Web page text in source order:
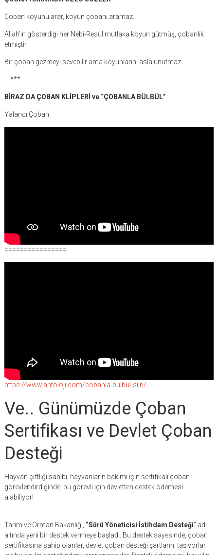
Çoban koyunu arar, koyun çobanı aramaz.
Allah’ın gösterdiği her Nebi-Resul mutlaka koyun gütmüş, çobanlık
etmiştir.
Bir çoban gezmeyi sevebilir ama koyunlarını asla unutmaz.
***
BİRAZ DA ÇOBAN KLİPLERİ ve “ÇOBANLA BÜLBÜL”
Yalancı Çoban
================
https://www.antoloji.com/cobanla-bulbul-siiri/
Ve.. Günümüzde Çoban
Sertifikası ve Devlet Çoban
Desteği
Hayvan çiftliği sahibi, hayvanların bakımı için sertifikalı çoban
görevlendirdiğinde, bu görevli için devletten destek ödemesi
alabiliyor!
Tarım ve Orman Bakanlığı, “Sürü Yöneticisi İstihdam Desteği” adı
altında yeni bir destek vermeye başladı. Bu destek sayesinde, çoban
sertifikasına sahip olanlar, devlet çoban desteği şartlarını taşıyorlar